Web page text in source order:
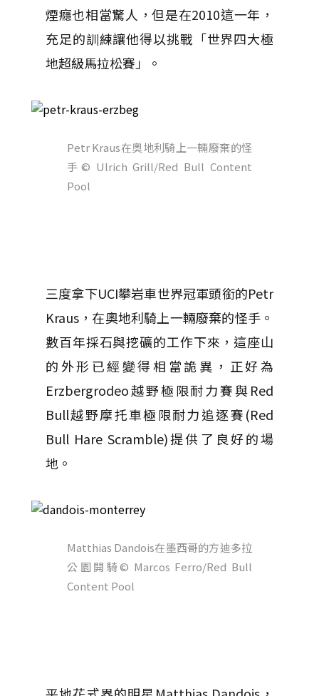
煙癮也相當驚人，但是在2010這一年，
充足的訓練讓他得以挑戰「世界四大極
地超級馬拉松賽」。
Petr Kraus在奧地利騎上一輛廢棄的怪
手 © Ulrich Grill/Red Bull Content
Pool
三度拿下UCI攀岩車世界冠軍頭銜的Petr
Kraus，在奧地利騎上一輛廢棄的怪手。
數百年採石與挖礦的工作下來，這座山
的外形已經變得相當詭異，正好為
Erzbergrodeo越野極限耐力賽與Red
Bull越野摩托車極限耐力追逐賽(Red
Bull Hare Scramble)提供了良好的場
地。
Matthias Dandois在墨西哥的方迪多拉
公園開騎© Marcos Ferro/Red Bull
Content Pool